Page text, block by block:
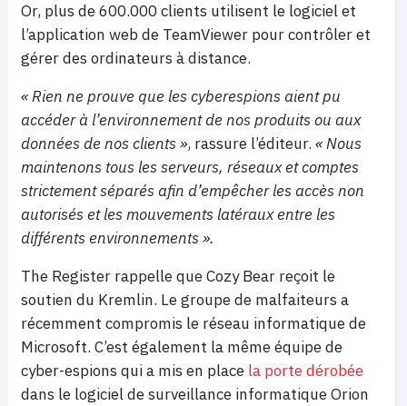
Or, plus de 600.000 clients utilisent le logiciel et
l’application web de TeamViewer pour contrôler et
gérer des ordinateurs à distance.
« Rien ne prouve que les cyberespions aient pu
accéder à l’environnement de nos produits ou aux
données de nos clients », rassure l’éditeur. « Nous
maintenons tous les serveurs, réseaux et comptes
strictement séparés afin d’empêcher les accès non
autorisés et les mouvements latéraux entre les
différents environnements ».
The Register rappelle que Cozy Bear reçoit le
soutien du Kremlin. Le groupe de malfaiteurs a
récemment compromis le réseau informatique de
Microsoft. C’est également la même équipe de
cyber-espions qui a mis en place la porte dérobée
dans le logiciel de surveillance informatique Orion